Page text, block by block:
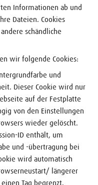
Informationen ab und
Dateien. Cookies
schändliche
wir folgende Cookies:
und
Dieser Cookie wird nur
auf der Festplatte
von den Einstellungen
wieder gelöscht.
ID enthält, um
und -übertragung bei
wird automatisch
längerer
Tag begrenzt.